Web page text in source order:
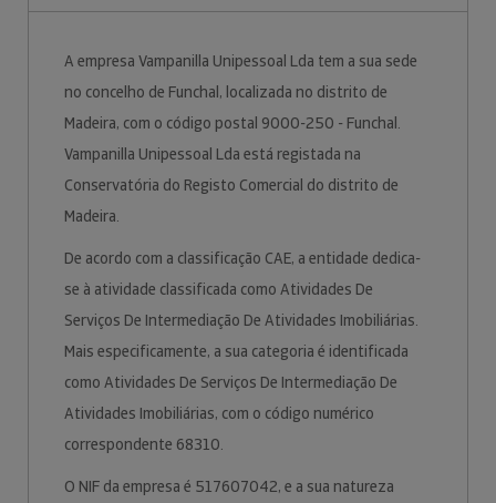
A empresa Vampanilla Unipessoal Lda tem a sua sede
no concelho de Funchal, localizada no distrito de
Madeira, com o código postal 9000-250 - Funchal.
Vampanilla Unipessoal Lda está registada na
Conservatória do Registo Comercial do distrito de
Madeira.
De acordo com a classificação CAE, a entidade dedica-
se à atividade classificada como Atividades De
Serviços De Intermediação De Atividades Imobiliárias.
Mais especificamente, a sua categoria é identificada
como Atividades De Serviços De Intermediação De
Atividades Imobiliárias, com o código numérico
correspondente 68310.
O NIF da empresa é 517607042, e a sua natureza